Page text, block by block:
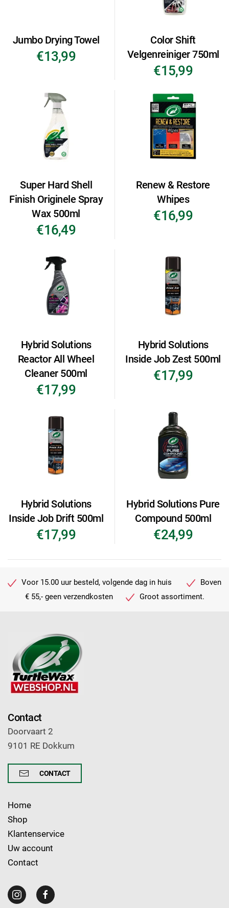
Jumbo Drying Towel
€13,99
Color Shift
Velgenreiniger 750ml
€15,99
Super Hard Shell
Finish Originele Spray
Wax 500ml
€16,49
Renew & Restore
Whipes
€16,99
Hybrid Solutions
Reactor All Wheel
Cleaner 500ml
€17,99
Hybrid Solutions
Inside Job Zest 500ml
€17,99
Hybrid Solutions
Inside Job Drift 500ml
€17,99
Hybrid Solutions Pure
Compound 500ml
€24,99
Voor 15.00 uur besteld, volgende dag in huis
Boven
€ 55,- geen verzendkosten
Groot assortiment.
Contact
Doorvaart 2
9101 RE Dokkum
CONTACT
Home
Shop
Klantenservice
Uw account
Contact